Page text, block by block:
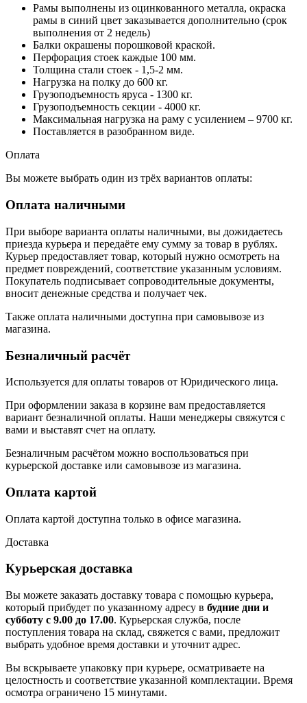
Рамы выполнены из оцинкованного металла, окраска
рамы в синий цвет заказывается дополнительно (срок
выполнения от 2 недель)
Балки окрашены порошковой краской.
Перфорация стоек каждые 100 мм.
Толщина стали стоек - 1,5-2 мм.
Нагрузка на полку до 600 кг.
Грузоподъемность яруса - 1300 кг.
Грузоподъемность секции - 4000 кг.
Максимальная нагрузка на раму с усилением – 9700 кг.
Поставляется в разобранном виде.
Оплата
Вы можете выбрать один из трёх вариантов оплаты:
Оплата наличными
При выборе варианта оплаты наличными, вы дожидаетесь
приезда курьера и передаёте ему сумму за товар в рублях.
Курьер предоставляет товар, который нужно осмотреть на
предмет повреждений, соответствие указанным условиям.
Покупатель подписывает сопроводительные документы,
вносит денежные средства и получает чек.
Также оплата наличными доступна при самовывозе из
магазина.
Безналичный расчёт
Используется для оплаты товаров от Юридического лица.
При оформлении заказа в корзине вам предоставляется
вариант безналичной оплаты. Наши менеджеры свяжутся с
вами и выставят счет на оплату.
Безналичным расчётом можно воспользоваться при
курьерской доставке или самовывозе из магазина.
Оплата картой
Оплата картой доступна только в офисе магазина.
Доставка
Курьерская доставка
Вы можете заказать доставку товара с помощью курьера,
который прибудет по указанному адресу в будние дни и
субботу с 9.00 до 17.00. Курьерская служба, после
поступления товара на склад, свяжется с вами, предложит
выбрать удобное время доставки и уточнит адрес.
Вы вскрываете упаковку при курьере, осматриваете на
целостность и соответствие указанной комплектации. Время
осмотра ограничено 15 минутами.